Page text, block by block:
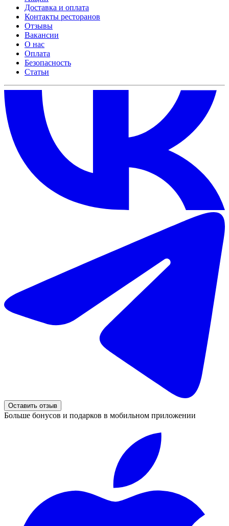
Доставка и оплата
Контакты ресторанов
Отзывы
Вакансии
О нас
Оплата
Безопасность
Статьи
Оставить отзыв
Больше бонусов и подарков в мобильном приложении